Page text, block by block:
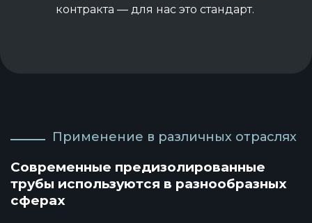
контракта — для нас это стандарт.
Применение в различных отраслях
Современные предизолированные
трубы используются в разнообразных
сферах